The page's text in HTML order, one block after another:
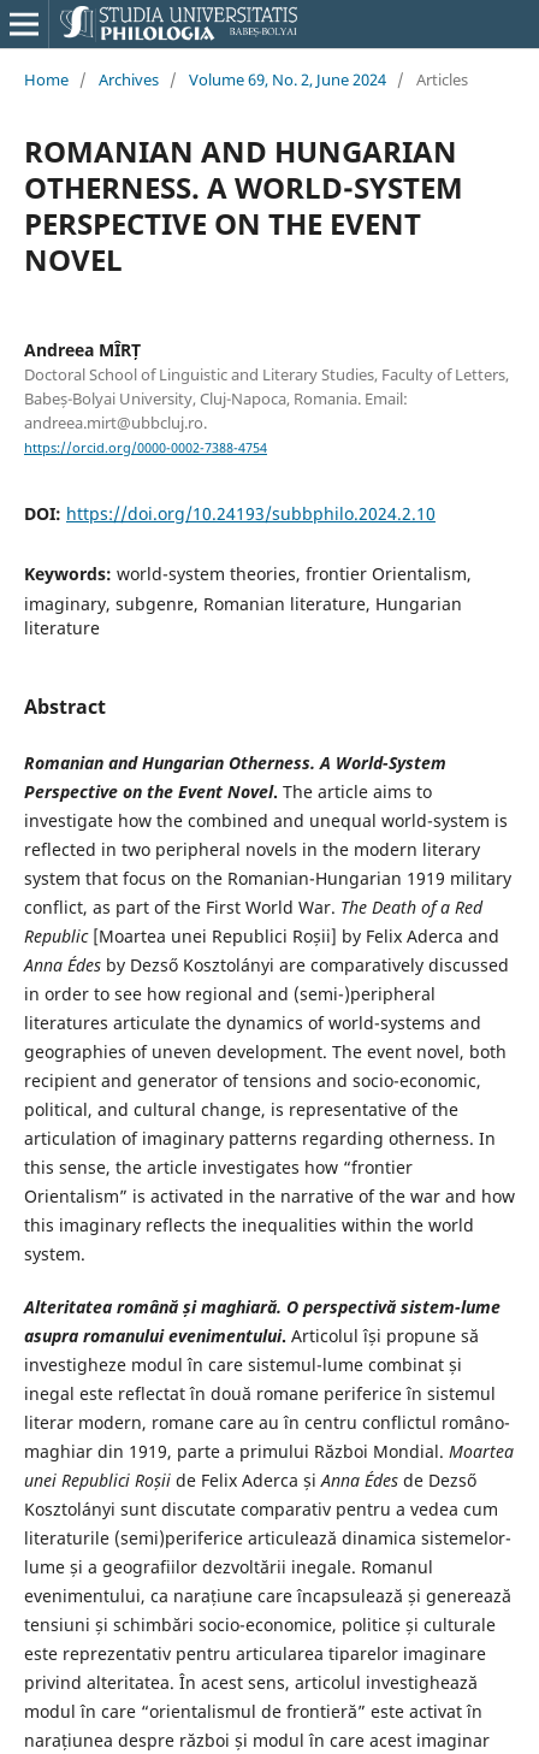
Home / Archives / Volume 69, No. 2, June 2024 / Articles
ROMANIAN AND HUNGARIAN
OTHERNESS. A WORLD-SYSTEM
PERSPECTIVE ON THE EVENT
NOVEL
Andreea MÎRȚ
Doctoral School of Linguistic and Literary Studies, Faculty of Letters,
Babeș-Bolyai University, Cluj-Napoca, Romania. Email:
andreea.mirt@ubbcluj.ro.
https://orcid.org/0000-0002-7388-4754
DOI: https://doi.org/10.24193/subbphilo.2024.2.10
Keywords: world-system theories, frontier Orientalism,
imaginary, subgenre, Romanian literature, Hungarian
literature
Abstract
Romanian and Hungarian Otherness. A World-System
Perspectiveon the Event Novel. The article aims to
investigate how the combined and unequal world-system is
reflected in two peripheral novels in the modern literary
system that focus on the Romanian-Hungarian 1919 military
conflict, as part of the First World War. The Death of a Red
Republic [Moartea unei Republici Roșii] by Felix Aderca and
Anna Édesby Dezső Kosztolányi are comparatively discussed
in order to see how regional and (semi-)peripheral
literatures articulate the dynamics of world-systems and
geographies of uneven development. The event novel, both
recipient and generator of tensions and socio-economic,
political, and cultural change, is representative of the
articulation of imaginary patterns regarding otherness. In
this sense, the article investigates how “frontier
Orientalism” is activated in the narrative of the war and how
this imaginary reflects the inequalities within the world
system.
Alteritatea română și maghiară. O perspectivă sistem-lume
asupra romanului evenimentului. Articolul își propune să
investigheze modul în care sistemul-lume combinat și
inegal este reflectat în două romane periferice în sistemul
literar modern, romane care au în centru conflictul româno-
maghiar din 1919, parte a primului Război Mondial. Moartea
unei Republici Roșiide Felix Aderca șiAnna Édesde Dezső
Kosztolányi sunt discutate comparativ pentru a vedea cum
literaturile (semi)periferice articulează dinamica sistemelor-
lume și a geografiilor dezvoltării inegale. Romanul
evenimentului, ca narațiune care încapsulează și generează
tensiuni și schimbări socio-economice, politice și culturale
este reprezentativ pentru articularea tiparelor imaginare
privind alteritatea. În acest sens, articolul investighează
modul în care “orientalismul de frontieră” este activat în
narațiunea despre război și modul în care acest imaginar